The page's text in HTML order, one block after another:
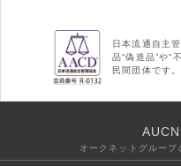
日本流通自主
品“偽造品”や“
民間団体です。
オークネットグルー